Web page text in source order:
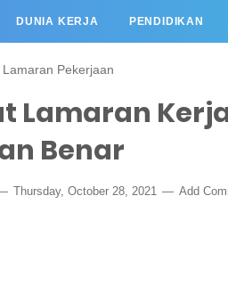
DUNIA KERJA PENDIDIKAN
Lamaran Pekerjaan
Lamaran
Benar
Thursday, October 28, 2021 Add